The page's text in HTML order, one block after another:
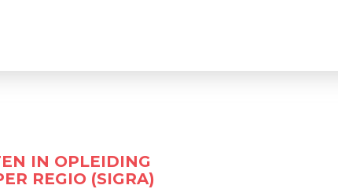
IN OPLEIDING
REGIO (SIGRA)